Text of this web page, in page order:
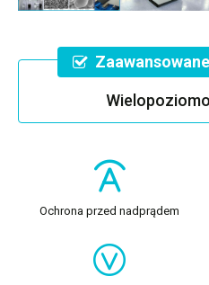
Ochrona przed nadprądem